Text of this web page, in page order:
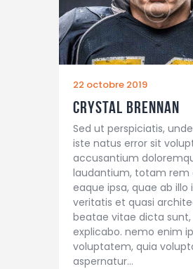
22 octobre 2019
Crystal Brennan
Sed ut perspiciatis,
iste natus error sit
accusantium
laudantium, totam rem
eaque ipsa, quae ab illo
veritatis et quasi
beatae vitae dicta sunt,
explicabo. nemo enim
voluptatem, quia
aspernatur…